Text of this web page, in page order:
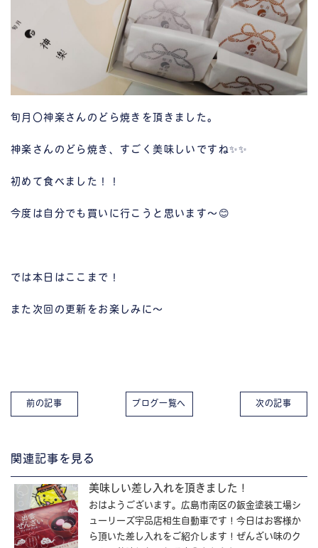
旬月〇神楽さんのどら焼きを頂きました。
神楽さんのどら焼き、すごく美味しいですね✨✨
初めて食べました！！
今度は自分でも買いに行こうと思います～😊
では本日はここまで！
また次回の更新をお楽しみに～
前の記事 ブログ一覧へ 次の記事
関連記事を見る
美味しい差し入れを頂きました！
おはようございます。広島市南区の鈑金塗装工場シ
ューリーズ宇品店相生自動車です！今日はお客様か
ら頂いた差し入れをご紹介します！ぜんざい味のク